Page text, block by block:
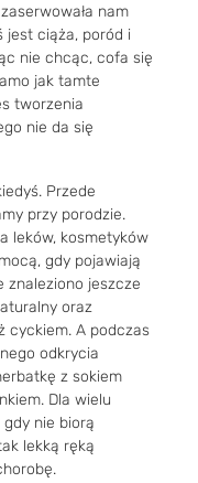
nam
jest ciąża, poród i
nie chcąc, cofa się
jak tamte
tworzenia
nie da się
Przede
przy porodzie.
leków, kosmetyków
gdy pojawiają
znaleziono jeszcze
oraz
cyckiem. A podczas
odkrycia
z sokiem
Dla wielu
nie biorą
lekką ręką